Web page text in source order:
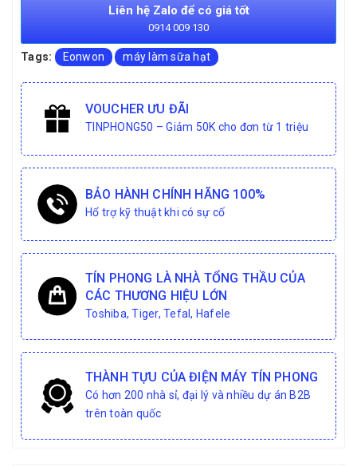
Liên hệ Zalo để có giá tốt
0914 009 130
Tags: Eonwon máy làm sữa hạt
VOUCHER ƯU ĐÃI
TINPHONG50 – Giảm 50K cho đơn từ 1 triệu
BẢO HÀNH CHÍNH HÃNG 100%
Hổ trợ kỹ thuật khi có sự cố
TÍN PHONG LÀ NHÀ TỔNG THẦU CỦA
CÁC THƯƠNG HIỆU LỚN
Toshiba, Tiger, Tefal, Hafele
THÀNH TỰU CỦA ĐIỆN MÁY TÍN PHONG
Có hơn 200 nhà sỉ, đại lý và nhiều dự án B2B
trên toàn quốc